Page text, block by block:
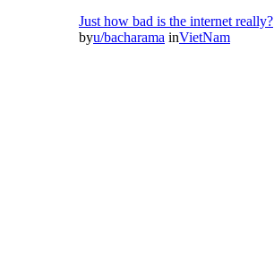
Just how bad is the internet really?
byu/bacharama inVietNam